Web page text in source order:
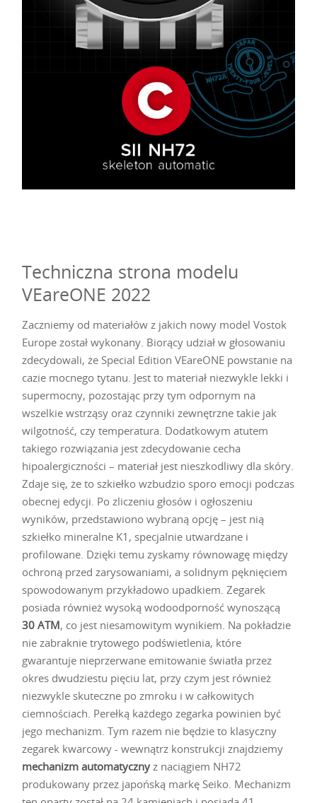
Techniczna strona modelu
VEareONE 2022
Zaczniemy od materiałów z jakich nowy model Vostok
Europe został wykonany. Biorący udział w głosowaniu
zdecydowali, że Special Edition VEareONE powstanie na
cazie mocnego tytanu. Jest to materiał niezwykle lekki i
supermocny, pozostając przy tym odpornym na
wszelkie wstrząsy oraz czynniki zewnętrzne takie jak
wilgotność, czy temperatura. Dodatkowym atutem
takiego rozwiązania jest zdecydowanie cecha
hipoalergiczności – materiał jest nieszkodliwy dla skóry.
Zdaje się, że to szkiełko wzbudzio sporo emocji podczas
obecnej edycji. Po zliczeniu głosów i ogłoszeniu
wyników, przedstawiono wybraną opcję – jest nią
szkiełko mineralne K1, specjalnie utwardzane i
profilowane. Dzięki temu zyskamy równowagę między
ochroną przed zarysowaniami, a solidnym pęknięciem
spowodowanym przykładowo upadkiem. Zegarek
posiada również wysoką wodoodporność wynoszącą
30 ATM, co jest niesamowitym wynikiem. Na pokładzie
nie zabraknie trytowego podświetlenia, które
gwarantuje nieprzerwane emitowanie światła przez
okres dwudziestu pięciu lat, przy czym jest również
niezwykle skuteczne po zmroku i w całkowitych
ciemnościach. Perełką każdego zegarka powinien być
jego mechanizm. Tym razem nie będzie to klasyczny
zegarek kwarcowy - wewnątrz konstrukcji znajdziemy
mechanizm automatyczny z naciągiem NH72
produkowany przez japońską markę Seiko. Mechanizm